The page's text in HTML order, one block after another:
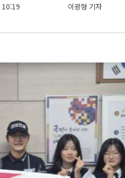
10:19 이광형 기자